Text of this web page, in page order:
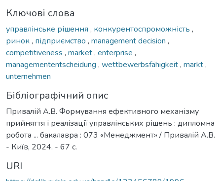
Ключові слова
управлінське рішення , конкурентоспроможність ,
ринок, підприємство , management decision ,
competitiveness , market, enterprise ,
managemententscheidung , wettbewerbsfähigkeit, markt,
unternehmen
Бібліографічний опис
Привалій А.В. Формування ефективного механізму
прийняття і реалізації управлінських рішень : дипломна
робота ... бакалавра : 073 «Менеджмент» / Привалій А.В.
- Київ, 2024. - 67 с.
URI